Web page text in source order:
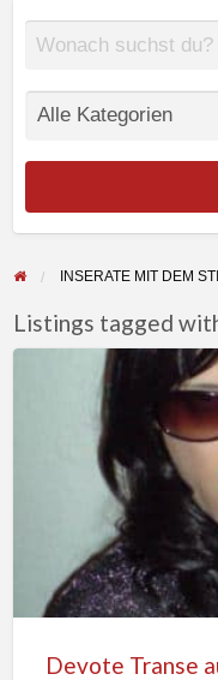
INSERATE MIT DEM
Listings tagged
(Brandenburg)
Schwänze